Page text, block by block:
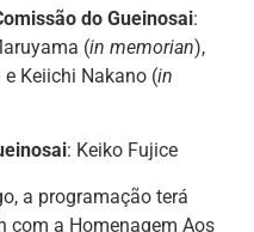
do Gueinosai:
(in memorian),
e Keiichi Nakano (in
: Keiko Fujice
a programação terá
com a Homenagem Aos